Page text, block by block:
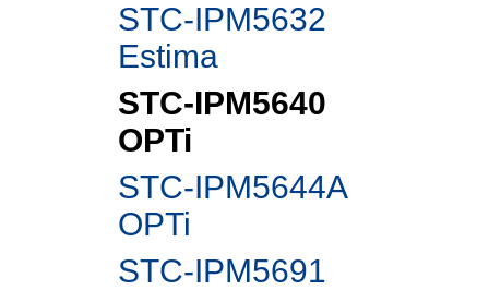
STC-IPM5632
Estima
STC-IPM5640
OPTi
STC-IPM5644A
OPTi
STC-IPM5691